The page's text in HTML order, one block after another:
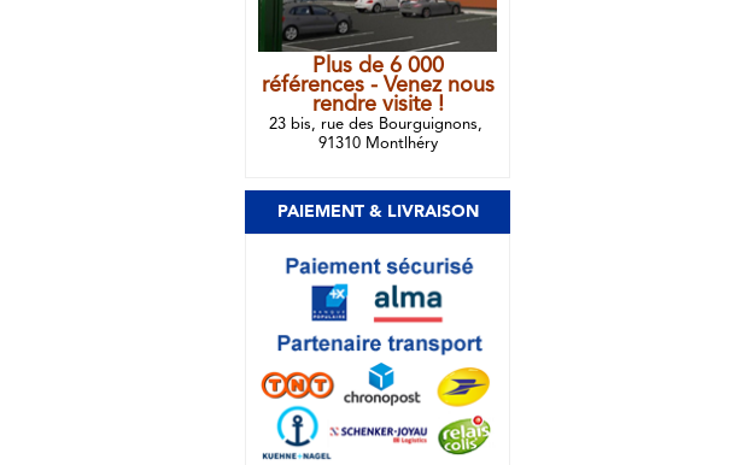
Plus de 6 000
références - Venez nous
rendre visite !
23 bis, rue des Bourguignons,
91310 Montlhéry
PAIEMENT & LIVRAISON